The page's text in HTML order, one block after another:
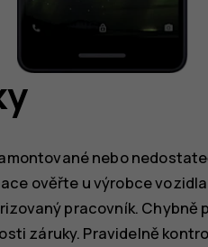
nebo
ověřte u výrobce
pracovník. Chybně
záruky. Pravidelně